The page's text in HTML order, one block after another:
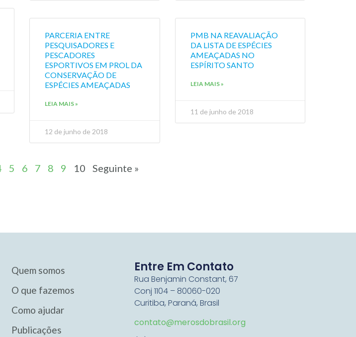
PARCERIA ENTRE
PESQUISADORES E
PESCADORES
ESPORTIVOS EM PROL DA
CONSERVAÇÃO DE
ESPÉCIES AMEAÇADAS
LEIA MAIS »
12 de junho de 2018
PMB NA REAVALIAÇÃO
DA LISTA DE ESPÉCIES
AMEAÇADAS NO
ESPÍRITO SANTO
LEIA MAIS »
11 de junho de 2018
5 6 7 8 9 10 Seguinte »
Quem somos
O que fazemos
Como ajudar
Publicações
Entre Em Contato
Rua Benjamin Constant, 67
Conj 1104 – 80060-020
Curitiba, Paraná, Brasil
contato@merosdobrasil.org